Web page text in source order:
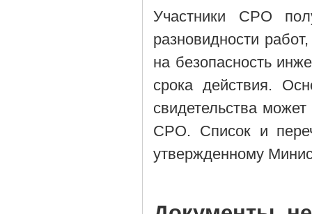
Участники СРО
разновидности
на безопасность
срока действия.
свидетельства
СРО. Список и
утвержденному